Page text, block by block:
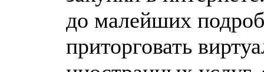
до малейших
приторговать